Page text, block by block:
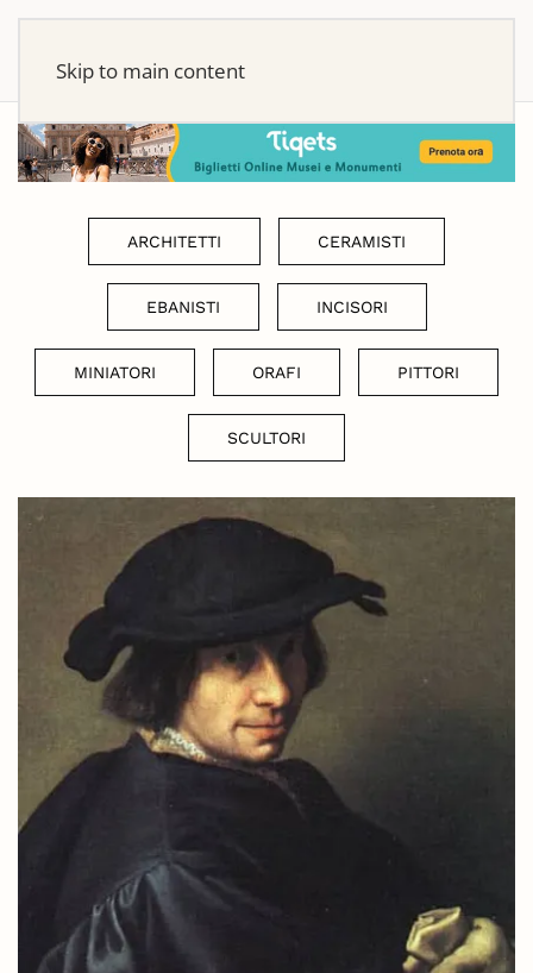
Skip to main content
ARCHITETTI CERAMISTI
EBANISTI INCISORI
MINIATORI ORAFI PITTORI
SCULTORI